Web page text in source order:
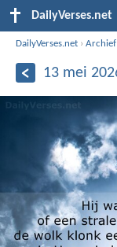
DailyVerses.net
DailyVerses.net ›Archief
13 mei